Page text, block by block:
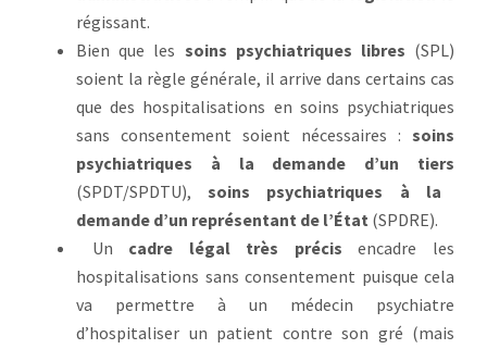
régissant.
Bien que les soins psychiatriques libres (SPL)
soient la règle générale, il arrive dans certains cas
que des hospitalisations en soins psychiatriques
sans consentement soient nécessaires : soins
psychiatriques à la demande d’un tiers
(SPDT/SPDTU),soins psychiatriques à la
demande d’un représentant de l’État (SPDRE).
Un cadre légal très précis encadre les
hospitalisations sans consentement puisque cela
va permettre à un médecin psychiatre
d’hospitaliser un patient contre son gré (mais